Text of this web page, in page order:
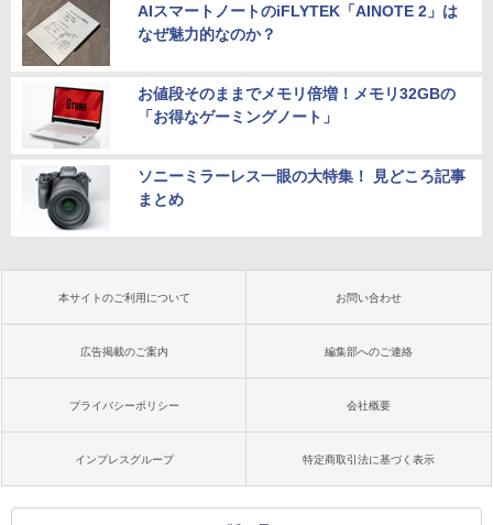
AIスマートノートのiFLYTEK「AINOTE 2」は
なぜ魅力的なのか？
お値段そのままでメモリ倍増！メモリ32GBの
「お得なゲーミングノート」
ソニーミラーレス一眼の大特集！ 見どころ記事
まとめ
本サイトのご利用について お問い合わせ
広告掲載のご案内 編集部へのご連絡
プライバシーポリシー 会社概要
インプレスグループ 特定商取引法に基づく表示